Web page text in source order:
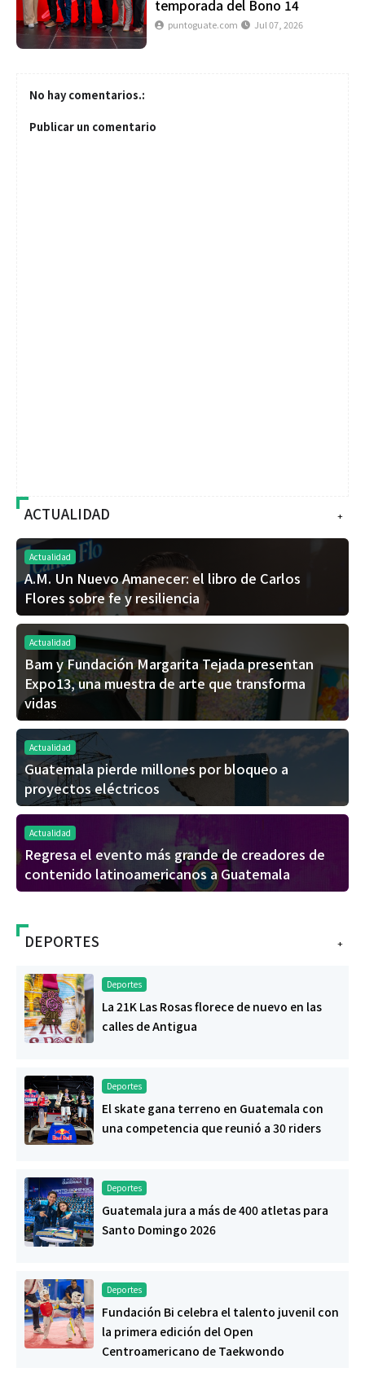
temporada del Bono 14
puntoguate.com Jul 07, 2026
No hay comentarios.:
Publicar un comentario
+
ACTUALIDAD
Actualidad
A.M. Un Nuevo Amanecer: el libro de Carlos
Flores sobre fe y resiliencia
Actualidad
Bam y Fundación Margarita Tejada presentan
Expo13, una muestra de arte que transforma
vidas
Actualidad
Guatemala pierde millones por bloqueo a
proyectos eléctricos
Actualidad
Regresa el evento más grande de creadores de
contenido latinoamericanos a Guatemala
+
DEPORTES
Deportes
La 21K Las Rosas florece de nuevo en las
calles de Antigua
Deportes
El skate gana terreno en Guatemala con
una competencia que reunió a 30 riders
Deportes
Guatemala jura a más de 400 atletas para
Santo Domingo 2026
Deportes
Fundación Bi celebra el talento juvenil con
la primera edición del Open
Centroamericano de Taekwondo